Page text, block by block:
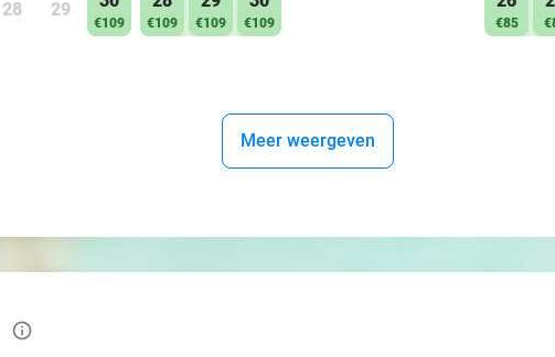
28 29
€109 €109 €109 €109 €85
Meer weergeven
info_outlined